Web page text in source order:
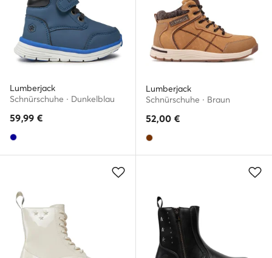
Lumberjack
Schnürschuhe · Dunkelblau
59,99 €
Lumberjack
Schnürschuhe · Braun
52,00 €